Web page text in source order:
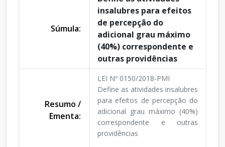
Súmula:
insalubres para efeitos
de percepção do
adicional grau máximo
(40%) correspondente e
outras providências
Resumo /
Ementa:
LEI Nº 0150/2018-PMI
Define as atividades insalubres
para efeitos de percepção do
adicional grau máximo (40%)
correspondente e outras
providências